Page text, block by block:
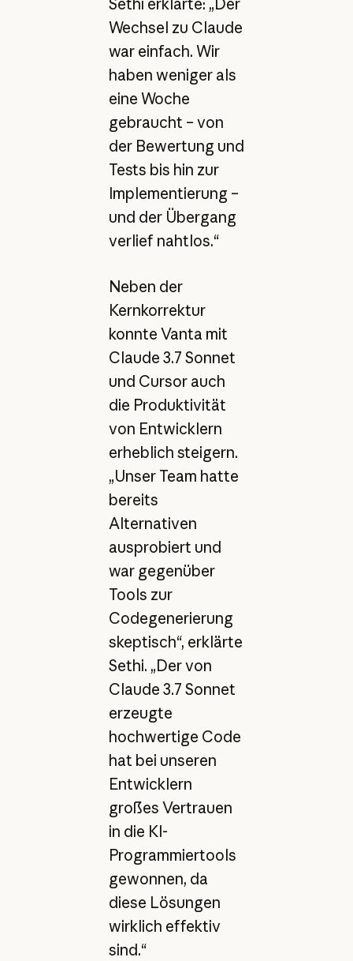
Sethi erklärte: „Der
Wechsel zu Claude
war einfach. Wir
haben weniger als
eine Woche
gebraucht – von
der Bewertung und
Tests bis hin zur
Implementierung –
und der Übergang
verlief nahtlos.“
Neben der
Kernkorrektur
konnte Vanta mit
Claude 3.7 Sonnet
und Cursor auch
die Produktivität
von Entwicklern
erheblich steigern.
„Unser Team hatte
bereits
Alternativen
ausprobiert und
war gegenüber
Tools zur
Codegenerierung
skeptisch“, erklärte
Sethi. „Der von
Claude 3.7 Sonnet
erzeugte
hochwertige Code
hat bei unseren
Entwicklern
großes Vertrauen
in die KI-
Programmiertools
gewonnen, da
diese Lösungen
wirklich effektiv
sind.“